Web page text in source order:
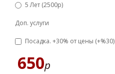
5 Лет (2500р)
Доп. услуги
Посадка. +30% от цены (+%30)
650р